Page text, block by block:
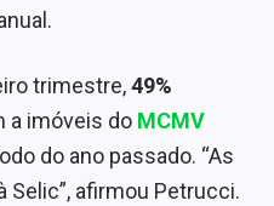
trimestre,49%
a imóveis do MCMV
do ano passado. “As
afirmou Petrucci.